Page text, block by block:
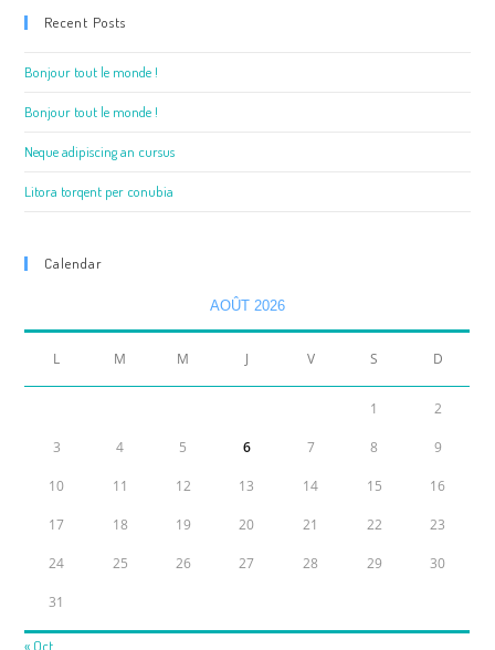
Recent Posts
Bonjour tout le monde !
Bonjour tout le monde !
Neque adipiscing an cursus
Litora torqent per conubia
Calendar
AOÛT 2026
L M M J V S D
1 2
3 4 5 6 7 8 9
10 11 12 13 14 15 16
17 18 19 20 21 22 23
24 25 26 27 28 29 30
31
« Oct